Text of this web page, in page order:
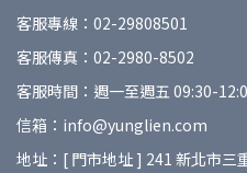
客服專線：02-29808501
客服傳真：02-2980-8502
客服時間：週一至週五 09:30-
信箱：info@yunglien.com
地址：[ 門市地址 ] 241 新北市